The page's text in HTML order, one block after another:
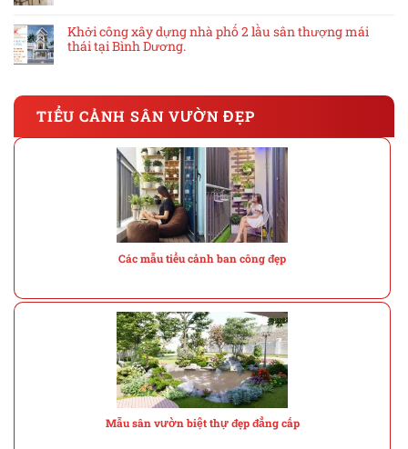
Khởi công xây dựng nhà phố 2 lầu sân thượng mái
thái tại Bình Dương.
TIỂU CẢNH SÂN VƯỜN ĐẸP
Các mẫu tiểu cảnh ban công đẹp
Mẫu sân vườn biệt thự đẹp đẳng cấp